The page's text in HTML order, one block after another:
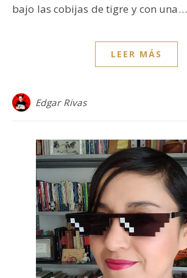
bajo las cobijas de tigre y con una…
LEER MÁS
Edgar Rivas